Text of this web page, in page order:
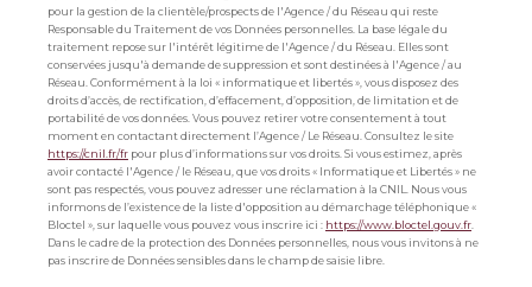
pour la gestion de la clientèle/prospects de l'Agence / du Réseau qui reste
Responsable du Traitement de vos Données personnelles. La base légale du
traitement repose sur l'intérêt légitime de l'Agence / du Réseau. Elles sont
conservées jusqu'à demande de suppression et sont destinées à l'Agence / au
Réseau. Conformément à la loi « informatique et libertés », vous disposez des
droits d’accès, de rectification, d’effacement, d’opposition, de limitation et de
portabilité de vos données. Vous pouvez retirer votre consentement à tout
moment en contactant directement l’Agence / Le Réseau. Consultez le site
https://cnil.fr/fr pour plus d’informations sur vos droits. Si vous estimez, après
avoir contacté l'Agence / le Réseau, que vos droits « Informatique et Libertés » ne
sont pas respectés, vous pouvez adresser une réclamation à la CNIL. Nous vous
informons de l’existence de la liste d'opposition au démarchage téléphonique «
Bloctel », sur laquelle vous pouvez vous inscrire ici : https://www.bloctel.gouv.fr
Dans le cadre de la protection des Données personnelles, nous vous invitons à ne
pas inscrire de Données sensibles dans le champ de saisie libre.